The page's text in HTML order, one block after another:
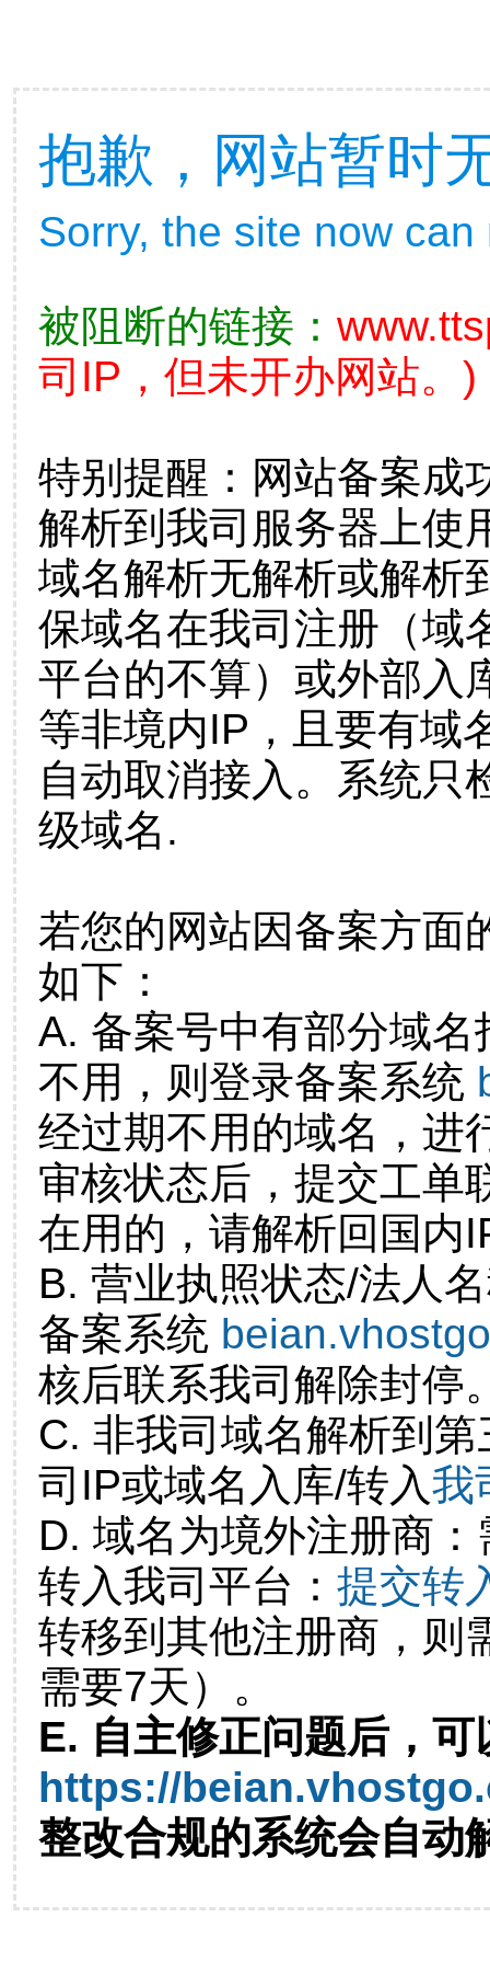
抱歉，网站暂时
Sorry, the site now
被阻断的链接：
司IP，但未开办网站。)
特别提醒：网站备案成
解析到我司服务器上使
域名解析无解析或解析
保域名在我司注册（域
平台的不算）或外部入
等非境内IP，且要有域
自动取消接入。系统只
级域名.
若您的网站因备案方面
如下：
A. 备案号中有部分域
不用，则登录备案系统
经过期不用的域名，进
审核状态后，提交工单
在用的，请解析回国内
B. 营业执照状态/法人
备案系统
核后联系我司解除封停
C. 非我司域名解析到
司IP或域名入库/转入我
D. 域名为境外注册商
转入我司平台： 提交转
转移到其他注册商，则
需要7天）。
E. 自主修正问题后，可
https://
整改合规的系统会自动